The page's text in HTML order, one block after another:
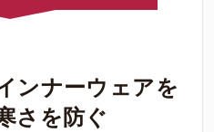
ンナーウェアを
さを防ぐ